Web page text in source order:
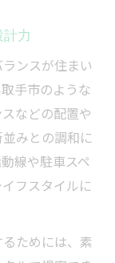
力
ンスが住まい
手市のような
などの配置や
みとの調和に
線や駐車スペ
フスタイルに
ためには、素